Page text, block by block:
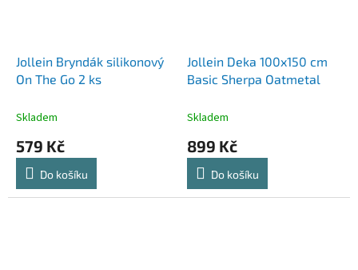
Jollein Bryndák silikonový
On The Go 2 ks
Skladem
579 Kč
Do košíku
Jollein Deka 100x150 cm
Basic Sherpa Oatmetal
Skladem
899 Kč
Do košíku